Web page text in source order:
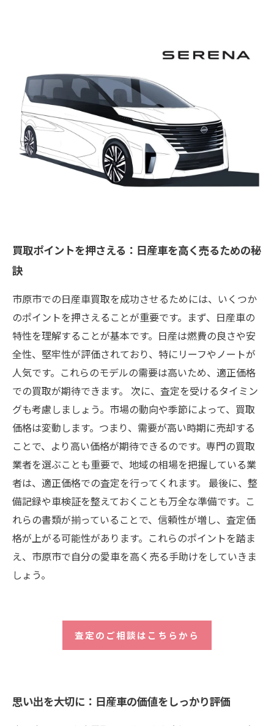
買取ポイントを押さえる：日産車を高く売るための秘
訣
市原市での日産車買取を成功させるためには、いくつか
のポイントを押さえることが重要です。まず、日産車の
特性を理解することが基本です。日産は燃費の良さや安
全性、堅牢性が評価されており、特にリーフやノートが
人気です。これらのモデルの需要は高いため、適正価格
での買取が期待できます。 次に、査定を受けるタイミン
グも考慮しましょう。市場の動向や季節によって、買取
価格は変動します。つまり、需要が高い時期に売却する
ことで、より高い価格が期待できるのです。専門の買取
業者を選ぶことも重要で、地域の相場を把握している業
者は、適正価格での査定を行ってくれます。 最後に、整
備記録や車検証を整えておくことも万全な準備です。こ
れらの書類が揃っていることで、信頼性が増し、査定価
格が上がる可能性があります。これらのポイントを踏ま
え、市原市で自分の愛車を高く売る手助けをしていきま
しょう。
査定のご相談はこちらから
思い出を大切に：日産車の価値をしっかり評価